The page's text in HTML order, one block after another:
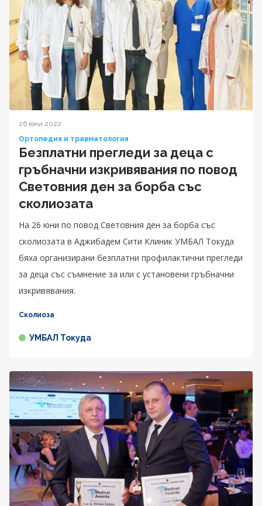
26 юни 2022
Ортопедия и травматология
Безплатни прегледи за деца с
гръбначни изкривявания по повод
Световния ден за борба със
сколиозата
На 26 юни по повод Световния ден за борба със
сколиозата в Аджибадем Сити Клиник УМБАЛ Токуда
бяха организирани безплатни профилактични прегледи
за деца със съмнение за или с установени гръбначни
изкривявания.
Сколиоза
УМБАЛ Токуда